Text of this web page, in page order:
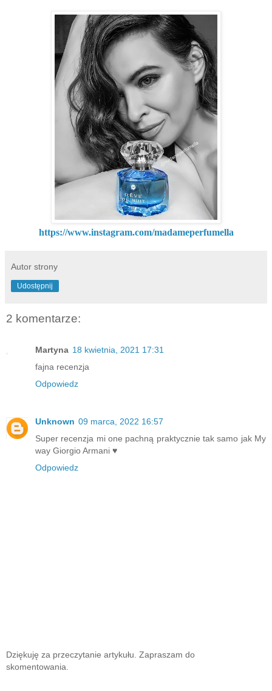
https://www.instagram.com/madameperfumella
Autor strony
Udostępnij
2 komentarze:
Martyna 18 kwietnia, 2021 17:31
fajna recenzja
Odpowiedz
Unknown 09 marca, 2022 16:57
Super recenzja mi one pachną praktycznie tak samo jak My
way Giorgio Armani ♥️
Odpowiedz
Dziękuję za przeczytanie artykułu. Zapraszam do
skomentowania.